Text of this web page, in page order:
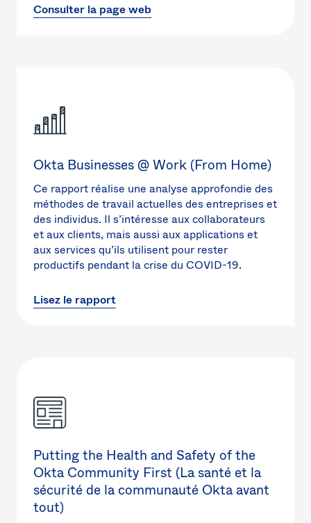
Consulter la page web
Okta Businesses @ Work (From Home)
Ce rapport réalise une analyse approfondie des
méthodes de travail actuelles des entreprises et
des individus. Il s’intéresse aux collaborateurs
et aux clients, mais aussi aux applications et
aux services qu’ils utilisent pour rester
productifs pendant la crise du COVID-19.
Lisez le rapport
Putting the Health and Safety of the
Okta Community First (La santé et la
sécurité de la communauté Okta avant
tout)